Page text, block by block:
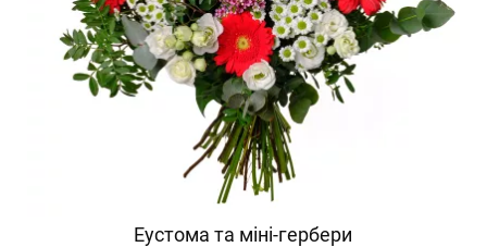
Еустома та міні-гербери